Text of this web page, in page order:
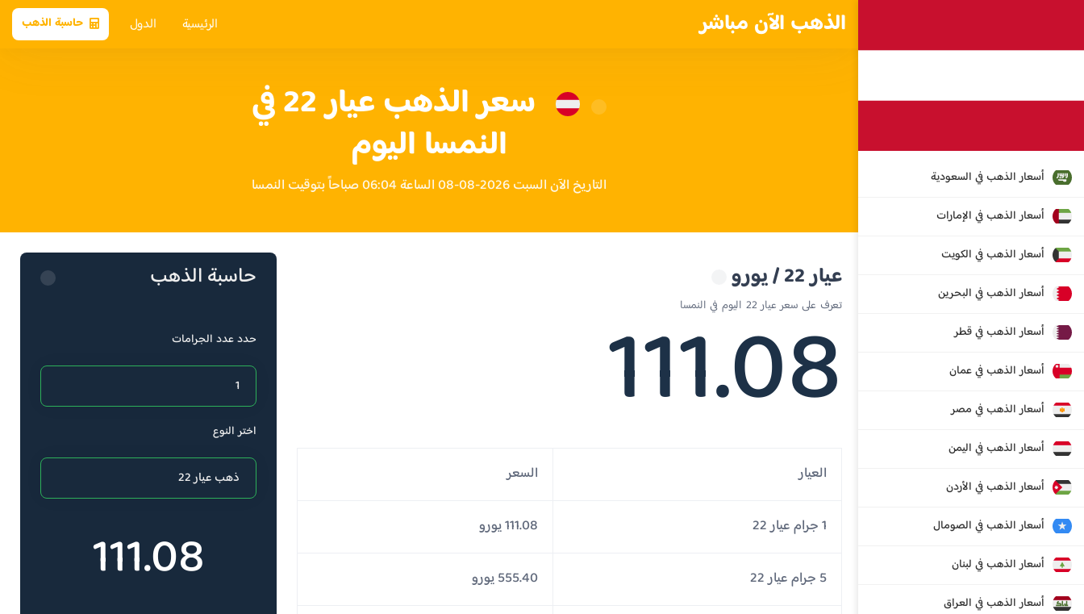
الذهب الآن مباشر الرئيسية الدول حاسبة الذهب
أسعار الذهب في السعودية
أسعار الذهب في الإمارات
أسعار الذهب في الكويت
أسعار الذهب في البحرين
أسعار الذهب في قطر
أسعار الذهب في عمان
أسعار الذهب في مصر
أسعار الذهب في اليمن
أسعار الذهب في الأردن
أسعار الذهب في الصومال
أسعار الذهب في لبنان
أسعار الذهب في العراق
سعر الذهب عيار 22 في
النمسا اليوم
التاريخ الآن السبت 2026-08-08 الساعة 06:04 صباحاً بتوقيت النمسا
عيار 22 / يورو
تعرف على سعر عيار 22 اليوم في النمسا
111.08
العيار السعر
1 جرام عيار 22 111.08 يورو
5 جرام عيار 22 555.40 يورو
حاسبة الذهب
حدد عدد الجرامات
اختر النوع
111.08